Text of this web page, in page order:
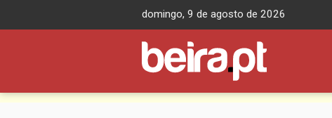
domingo, 9 de agosto de 2026